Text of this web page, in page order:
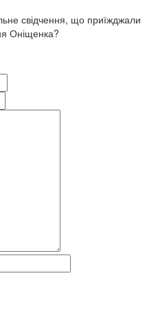
свідчення, що приїжджали
Оніщенка?